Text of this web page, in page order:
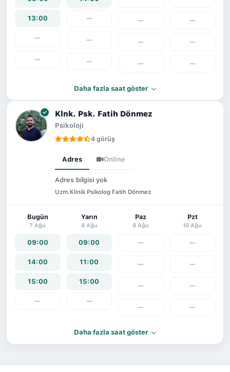
13:00
—
—
—
—
—
—
—
—
—
—
—
Daha fazla saat göster
Klnk. Psk. Fatih Dönmez
Psikoloji
4 görüş
Adres Online
Adres bilgisi yok
Uzm.Klinik Psikolog Fatih Dönmez
Bugün
7 Ağu
09:00
14:00
15:00
—
Yarın
8 Ağu
09:00
11:00
15:00
—
Paz
9 Ağu
—
—
—
—
Pzt
10 Ağu
—
—
—
—
Daha fazla saat göster